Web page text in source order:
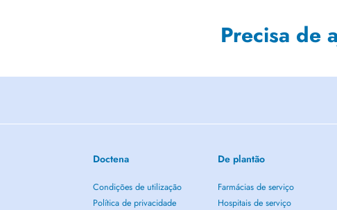
Precisa de
Doctena
Condições de utilização
Política de privacidade
De plantão
Farmácias de serviço
Hospitais de serviço